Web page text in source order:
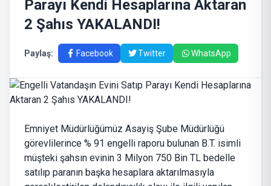
Parayı Kendi Hesaplarına Aktaran
2 Şahıs YAKALANDI!
Paylaş: Facebook Twitter WhatsApp
Emniyet Müdürlüğümüz Asayiş Şube Müdürlüğü
görevlilerince % 91 engelli raporu bulunan B.T. isimli
müşteki şahsın evinin 3 Milyon 750 Bin TL bedelle
satılıp paranın başka hesaplara aktarılmasıyla